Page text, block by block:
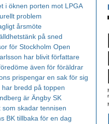
i öknen porten mot LPGA
problem
årsmöte
på sned
för Stockholm Open
har blivit författare
även för föräldrar
prispengar en sak för sig
har bredd på toppen
är Ängby SK
som skadar tennisen
BK tillbaka för en dag